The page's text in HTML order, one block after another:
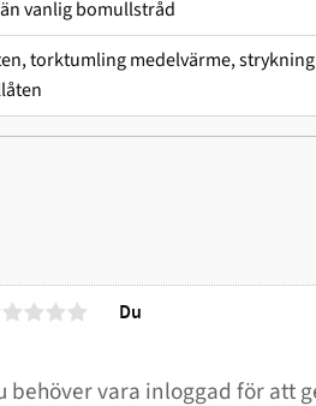
vanlig bomullstråd
torktumling medelvärme, strykning
Du